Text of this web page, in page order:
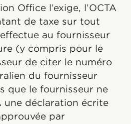
Office l’exige, l’OCTA
de taxe sur tout
au fournisseur
(y compris pour le
de citer le numéro
du fournisseur
que le fournisseur ne
une déclaration écrite
par